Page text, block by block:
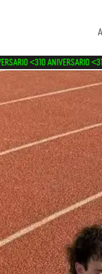
<310 ANIVERSARIO <310